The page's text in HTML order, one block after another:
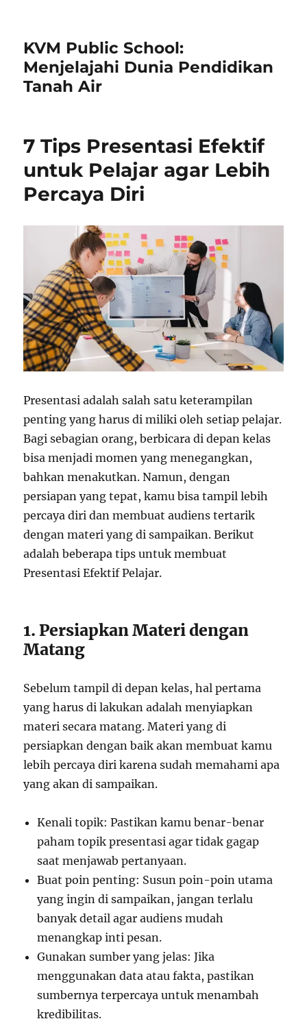
KVM Public School:
Menjelajahi Dunia Pendidikan
Tanah Air
7 Tips Presentasi Efektif
untuk Pelajar agar Lebih
Percaya Diri
Presentasi adalah salah satu keterampilan
penting yang harus di miliki oleh setiap pelajar.
Bagi sebagian orang, berbicara di depan kelas
bisa menjadi momen yang menegangkan,
bahkan menakutkan. Namun, dengan
persiapan yang tepat, kamu bisa tampil lebih
percaya diri dan membuat audiens tertarik
dengan materi yang di sampaikan. Berikut
adalah beberapa tips untuk membuat
Presentasi Efektif Pelajar.
1. Persiapkan Materi dengan
Matang
Sebelum tampil di depan kelas, hal pertama
yang harus di lakukan adalah menyiapkan
materi secara matang. Materi yang di
persiapkan dengan baik akan membuat kamu
lebih percaya diri karena sudah memahami apa
yang akan di sampaikan.
Kenali topik: Pastikan kamu benar-benar
paham topik presentasi agar tidak gagap
saat menjawab pertanyaan.
Buat poin penting: Susun poin-poin utama
yang ingin di sampaikan, jangan terlalu
banyak detail agar audiens mudah
menangkap inti pesan.
Gunakan sumber yang jelas: Jika
menggunakan data atau fakta, pastikan
sumbernya terpercaya untuk menambah
kredibilitas.